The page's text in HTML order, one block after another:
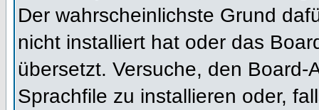
Der wahrscheinlichste Grund
nicht installiert hat oder das
übersetzt. Versuche, den
Sprachfile zu installieren oder,